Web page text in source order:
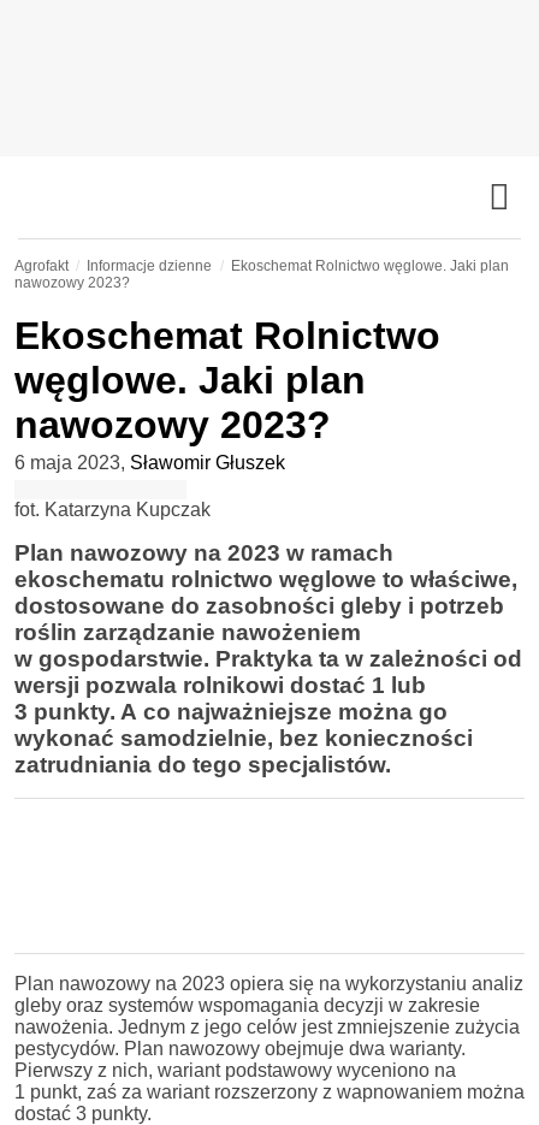
Agrofakt Informacje dzienne
Ekoschemat Rolnictwo węglowe. Jaki plan
nawozowy 2023?
Ekoschemat Rolnictwo
węglowe. Jaki plan
nawozowy 2023?
6 maja 2023, Sławomir Głuszek
fot. Katarzyna Kupczak
Plan nawozowy na 2023 w ramach
ekoschematu rolnictwo węglowe to właściwe,
dostosowane do zasobności gleby i potrzeb
roślin zarządzanie nawożeniem
w gospodarstwie. Praktyka ta w zależności od
wersji pozwala rolnikowi dostać 1 lub
3 punkty. A co najważniejsze można go
wykonać samodzielnie, bez konieczności
zatrudniania do tego specjalistów.
Plan nawozowy na 2023 opiera się na wykorzystaniu analiz
gleby oraz systemów wspomagania decyzji w zakresie
nawożenia. Jednym z jego celów jest zmniejszenie zużycia
pestycydów. Plan nawozowy obejmuje dwa warianty.
Pierwszy z nich, wariant podstawowy wyceniono na
1 punkt, zaś za wariant rozszerzony z wapnowaniem można
dostać 3 punkty.